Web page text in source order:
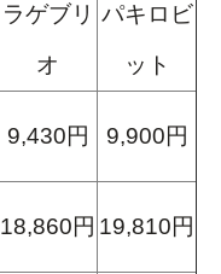
ラゲブリ
オ
パキロビ
ット
9,430円 9,900円
18,860円 19,810円